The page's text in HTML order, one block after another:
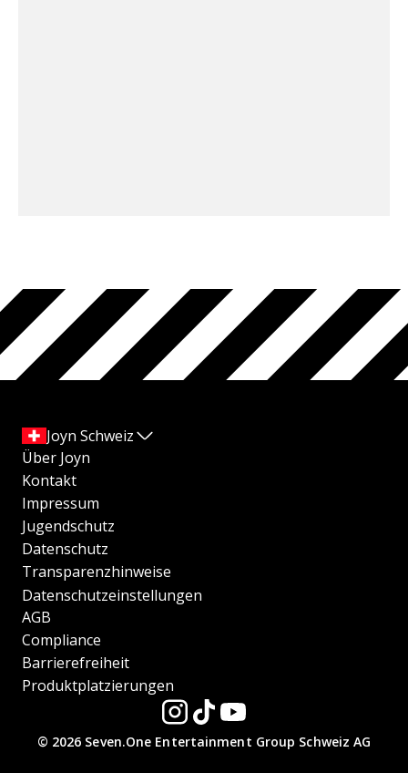
Joyn Schweiz
Über Joyn
Kontakt
Impressum
Jugendschutz
Datenschutz
Transparenzhinweise
Datenschutzeinstellungen
AGB
Compliance
Barrierefreiheit
Produktplatzierungen
© 2026 Seven.One Entertainment Group Schweiz AG